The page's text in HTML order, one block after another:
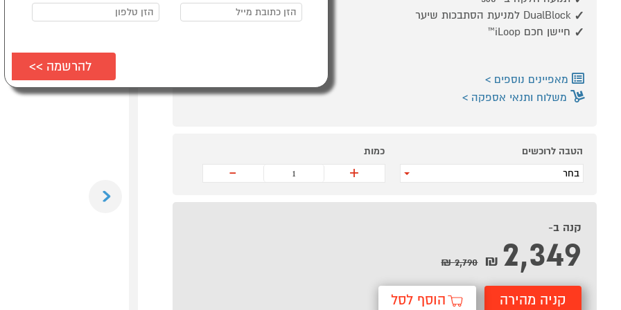
149 ש"ח*
149 ש"ח*
DualBlock למניעת הסתבכות שיער
חיישן חכם iLoop™
מאפיינים נוספים
משלוח ותנאי אספקה
הטבה לרוכשים
בחר
כמות
+
-
קנה ב-
2,349
₪
2,790 ₪
קניה מהירה הוסף לסל